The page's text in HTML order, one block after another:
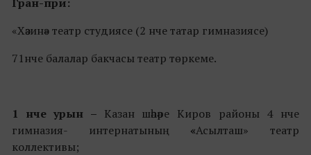
«Хәзинә» театр студиясе (2 нче татар гимназиясе)
71нче балалар бакчасы театр төркеме.
1 нче урын – Казан шәһәре Киров районы 4 нче
гимназия- интернатының «Асылташ» театр
коллективы;